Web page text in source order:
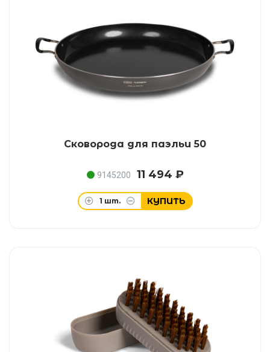
Сковорода для паэльи 50
9145200 11 494 ₽
1 шт. КУПИТЬ